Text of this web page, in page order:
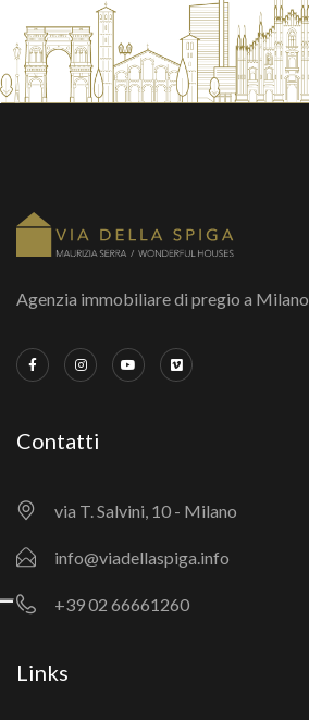
Agenzia immobiliare di pregio a Milano
Contatti
via T. Salvini, 10 - Milano
info@viadellaspiga.info
+39 02 66661260
Links